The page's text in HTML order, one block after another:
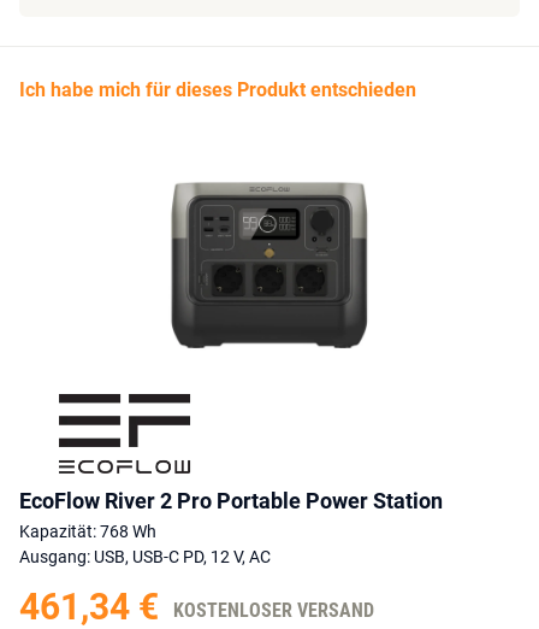
Ich habe mich für dieses Produkt entschieden
EcoFlow River 2 Pro Portable Power Station
Kapazität: 768 Wh
Ausgang: USB, USB-C PD, 12 V, AC
461,34 € KOSTENLOSER VERSAND